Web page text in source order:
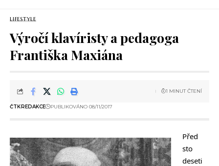
LIFESTYLE
Výročí klavíristy a pedagoga
Františka Maxiána
ČTKREDAKCE PUBLIKOVÁNO 08/11/2017
1 MINUT ČTENÍ
Před
sto
deseti